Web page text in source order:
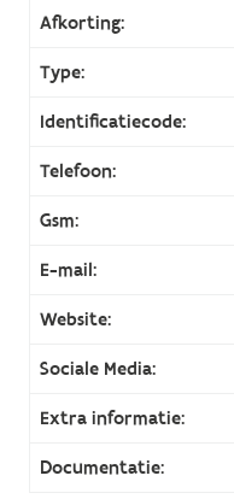
Afkorting:
Type:
Identificatiecode:
Telefoon:
Gsm:
E-mail:
Website:
Sociale Media:
Extra informatie:
Documentatie: